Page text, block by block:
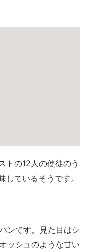
トの12人の使徒のう
しているそうです。
ンです。見た目はシ
ッシュのような甘い